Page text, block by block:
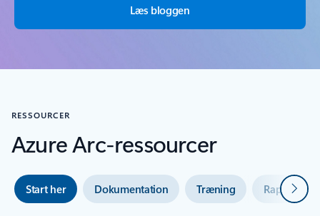
Læs bloggen
RESSOURCER
Azure Arc-ressourcer
Start her Dokumentation Træning Rapporter
Næste